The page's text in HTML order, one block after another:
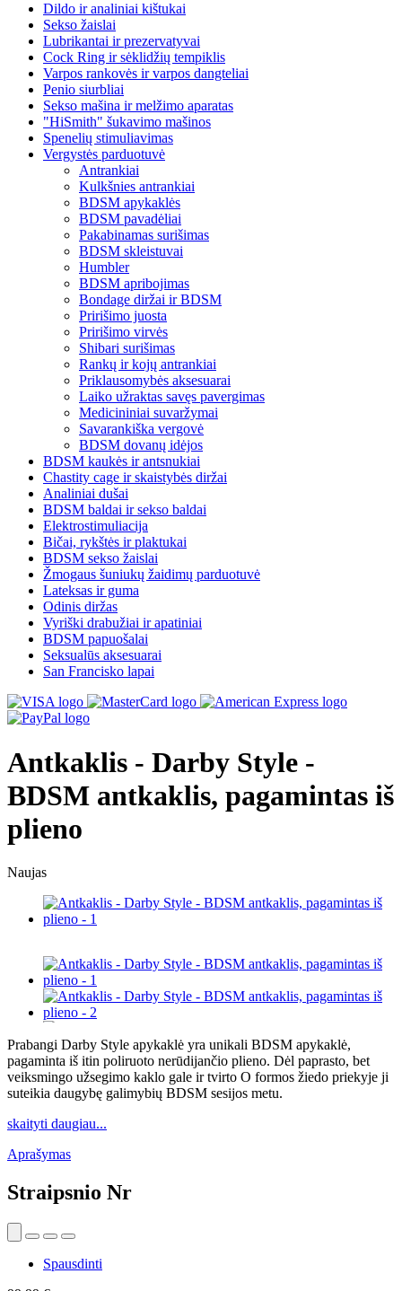
Dildo ir analiniai kištukai
Sekso žaislai
Lubrikantai ir prezervatyvai
Cock Ring ir sėklidžių tempiklis
Varpos rankovės ir varpos dangteliai
Penio siurbliai
Sekso mašina ir melžimo aparatas
"HiSmith" šukavimo mašinos
Spenelių stimuliavimas
Vergystės parduotuvė
Antrankiai
Kulkšnies antrankiai
BDSM apykaklės
BDSM pavadėliai
Pakabinamas surišimas
BDSM skleistuvai
Humbler
BDSM apribojimas
Bondage diržai ir BDSM
Pririšimo juosta
Pririšimo virvės
Shibari surišimas
Rankų ir kojų antrankiai
Priklausomybės aksesuarai
Laiko užraktas savęs pavergimas
Medicininiai suvaržymai
Savarankiška vergovė
BDSM dovanų idėjos
BDSM kaukės ir antsnukiai
Chastity cage ir skaistybės diržai
Analiniai dušai
BDSM baldai ir sekso baldai
Elektrostimuliacija
Bičai, rykštės ir plaktukai
BDSM sekso žaislai
Žmogaus šuniukų žaidimų parduotuvė
Lateksas ir guma
Odinis diržas
Vyriški drabužiai ir apatiniai
BDSM papuošalai
Seksualūs aksesuarai
San Francisko lapai
Antkaklis - Darby Style -
BDSM antkaklis, pagamintas iš
plieno
Naujas
Prabangi Darby Style apykaklė yra unikali BDSM apykaklė,
pagaminta iš itin poliruoto nerūdijančio plieno. Dėl paprasto, bet
veiksmingo užsegimo kaklo gale ir tvirto O formos žiedo priekyje ji
suteikia daugybę galimybių BDSM sesijos metu.
skaityti daugiau...
Aprašymas
Straipsnio Nr
Spausdinti